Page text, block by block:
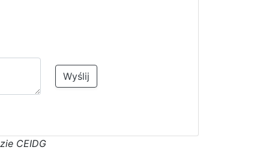
Wyślij
CEIDG